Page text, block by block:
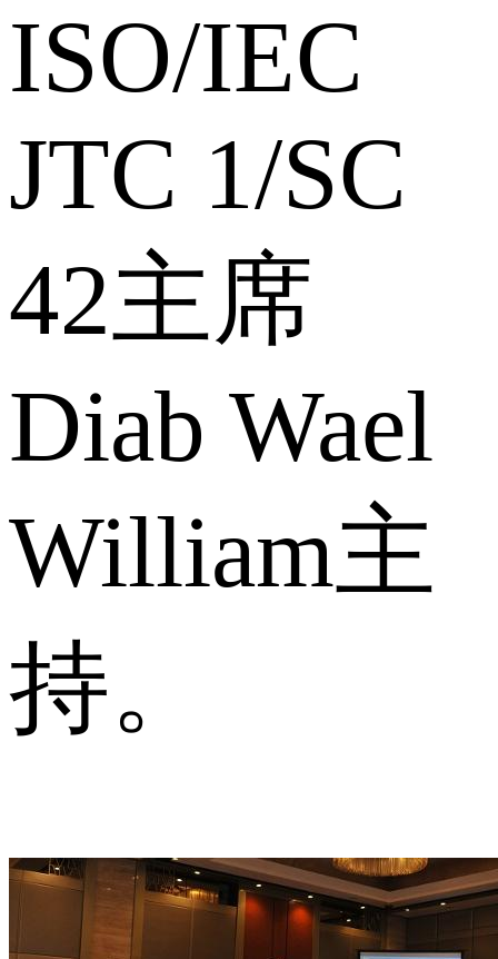
ISO/IEC
JTC 1/SC
42主席
Diab Wael
William主
持。